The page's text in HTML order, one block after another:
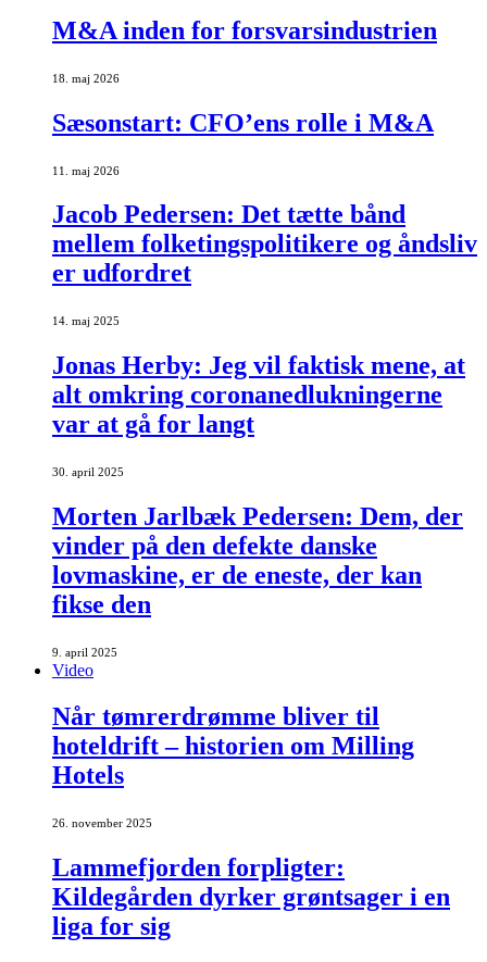
M&A inden for forsvarsindustrien
18. maj 2026
Sæsonstart: CFO’ens rolle i M&A
11. maj 2026
Jacob Pedersen: Det tætte bånd
mellem folketingspolitikere og åndsliv
er udfordret
14. maj 2025
Jonas Herby: Jeg vil faktisk mene, at
alt omkring coronanedlukningerne
var at gå for langt
30. april 2025
Morten Jarlbæk Pedersen: Dem, der
vinder på den defekte danske
lovmaskine, er de eneste, der kan
fikse den
9. april 2025
Video
Når tømrerdrømme bliver til
hoteldrift – historien om Milling
Hotels
26. november 2025
Lammefjorden forpligter:
Kildegården dyrker grøntsager i en
liga for sig